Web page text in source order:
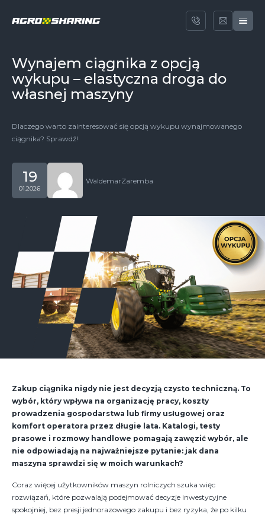
Wynajem ciągnika z opcją
wykupu – elastyczna droga do
własnej maszyny
Dlaczego warto zainteresować się opcją wykupu wynajmowanego
ciągnika? Sprawdź!
19
01.2026
WaldemarZaremba
Zakup ciągnika nigdy nie jest decyzją czysto techniczną. To
wybór, który wpływa na organizację pracy, koszty
prowadzenia gospodarstwa lub firmy usługowej oraz
komfort operatora przez długie lata. Katalogi, testy
prasowe i rozmowy handlowe pomagają zawęzić wybór, ale
nie odpowiadają na najważniejsze pytanie: jak dana
maszyna sprawdzi się w moich warunkach?
Coraz więcej użytkowników maszyn rolniczych szuka więc
rozwiązań, które pozwalają podejmować decyzje inwestycyjne
spokojniej, bez presji jednorazowego zakupu i bez ryzyka, że po kilku